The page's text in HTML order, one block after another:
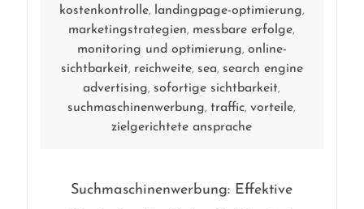
kostenkontrolle, landingpage-optimierung,
marketingstrategien, messbare erfolge,
monitoring und optimierung, online-
sichtbarkeit, reichweite, sea, search engine
advertising, sofortige sichtbarkeit,
suchmaschinenwerbung,traffic,vorteile,
zielgerichtete ansprache
Suchmaschinenwerbung: Effektive